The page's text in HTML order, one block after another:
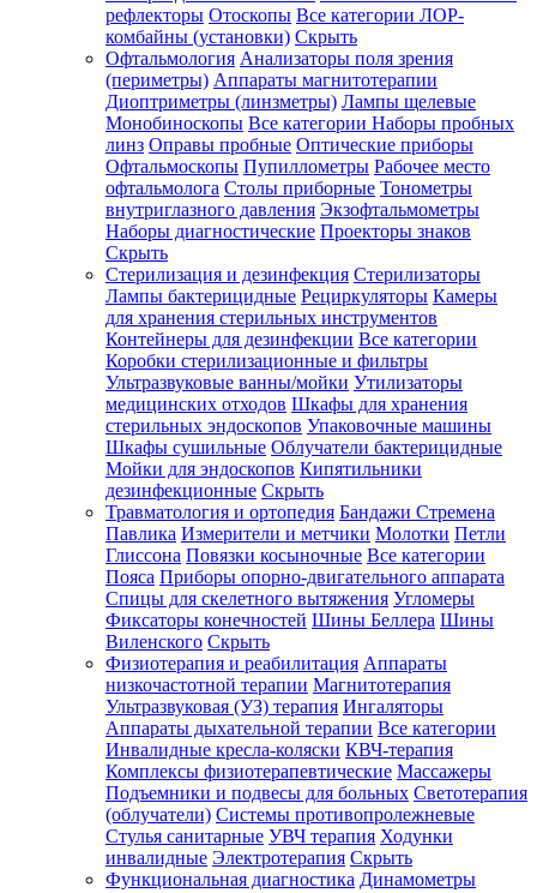
рефлекторы Отоскопы Все категории ЛОР-
комбайны (установки) Скрыть
Офтальмология Анализаторы поля зрения
(периметры) Аппараты магнитотерапии
Диоптриметры (линзметры) Лампы щелевые
Монобиноскопы Все категории Наборы пробных
линз Оправы пробные Оптические приборы
Офтальмоскопы Пупиллометры Рабочее место
офтальмолога Столы приборные Тонометры
внутриглазного давления Экзофтальмометры
Наборы диагностические Проекторы знаков
Скрыть
Стерилизация и дезинфекция Стерилизаторы
Лампы бактерицидные Рециркуляторы Камеры
для хранения стерильных инструментов
Контейнеры для дезинфекции Все категории
Коробки стерилизационные и фильтры
Ультразвуковые ванны/мойки Утилизаторы
медицинских отходов Шкафы для хранения
стерильных эндоскопов Упаковочные машины
Шкафы сушильные Облучатели бактерицидные
Мойки для эндоскопов Кипятильники
дезинфекционные Скрыть
Травматология и ортопедия Бандажи Стремена
Павлика Измерители и метчики Молотки Петли
Глиссона Повязки косыночные Все категории
Пояса Приборы опорно-двигательного аппарата
Спицы для скелетного вытяжения Угломеры
Фиксаторы конечностей Шины Беллера Шины
Виленского Скрыть
Физиотерапия и реабилитация Аппараты
низкочастотной терапии Магнитотерапия
Ультразвуковая (УЗ) терапия Ингаляторы
Аппараты дыхательной терапии Все категории
Инвалидные кресла-коляски КВЧ-терапия
Комплексы физиотерапевтические Массажеры
Подъемники и подвесы для больных Светотерапия
(облучатели) Системы противопролежневые
Стулья санитарные УВЧ терапия Ходунки
инвалидные Электротерапия Скрыть
Функциональная диагностика Динамометры